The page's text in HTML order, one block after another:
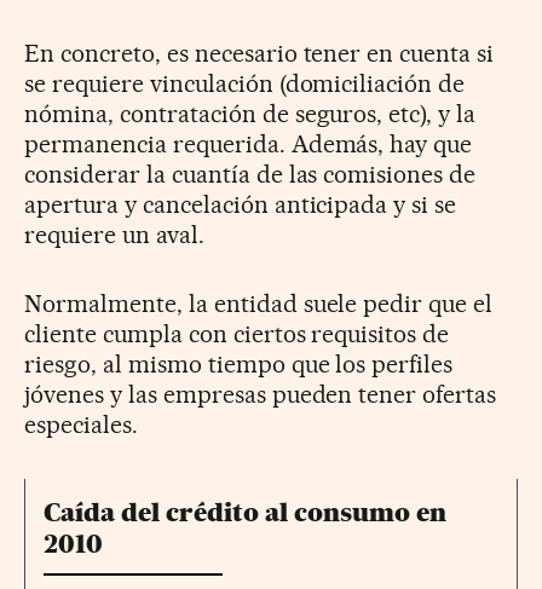
En concreto, es necesario tener en cuenta si
se requiere vinculación (domiciliación de
nómina, contratación de seguros, etc), y la
permanencia requerida. Además, hay que
considerar la cuantía de las comisiones de
apertura y cancelación anticipada y si se
requiere un aval.
Normalmente, la entidad suele pedir que el
cliente cumpla con ciertos requisitos de
riesgo, al mismo tiempo que los perfiles
jóvenes y las empresas pueden tener ofertas
especiales.
Caída del crédito al consumo en
2010